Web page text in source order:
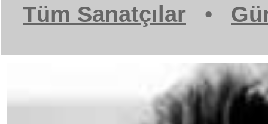
Tüm Sanatçılar •